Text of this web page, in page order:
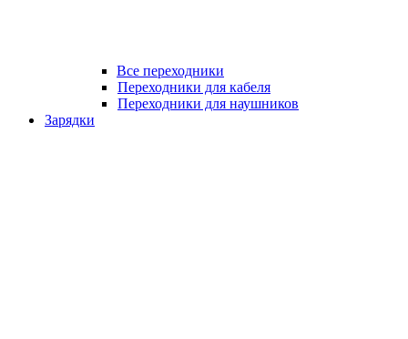
Все переходники
Переходники для кабеля
Переходники для наушников
Зарядки